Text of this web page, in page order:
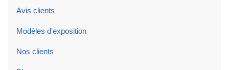
Avis clients
Modèles d'exposition
Nos clients